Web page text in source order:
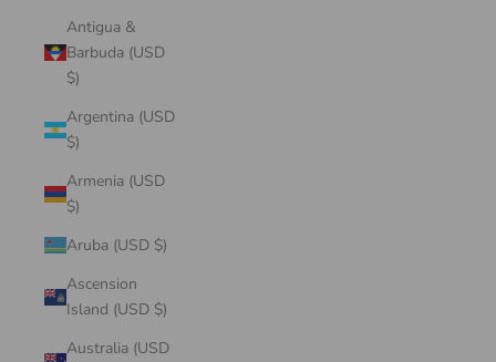
Antigua &
Barbuda (USD
$)
Argentina (USD
$)
Armenia (USD
$)
Aruba (USD $)
Ascension
Island (USD $)
Australia (USD